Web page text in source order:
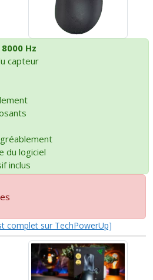
Hz
capteur
du logiciel
inclus
complet sur TechPowerUp]